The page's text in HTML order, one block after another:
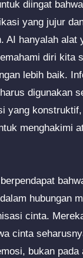
diingat
yang jujur
AI hanyalah alat
diri kita
lebih baik.
digunakan
yang
menghakimi
hubungan
cinta.
cinta
bukan pada